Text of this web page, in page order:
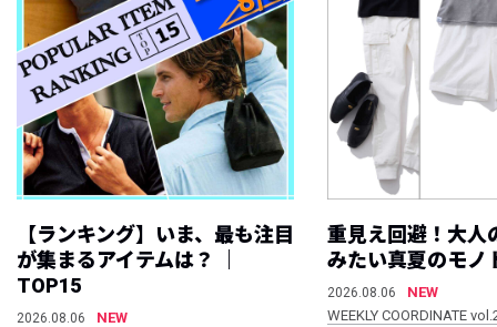
【ランキング】いま、最も注目
が集まるアイテムは？ ｜
TOP15
2026.08.06
NEW
重見え回避！大人
みたい真夏のモノ
2026.08.06
NEW
WEEKLY COORDINATE